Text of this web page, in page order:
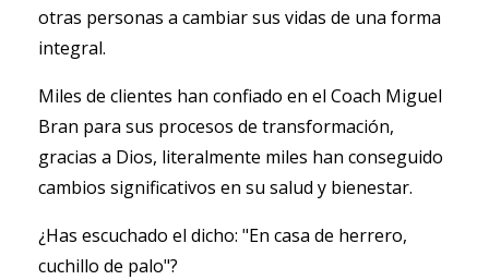
otras personas a cambiar sus vidas de una forma
integral.
Miles de clientes han confiado en el Coach Miguel
Bran para sus procesos de transformación,
gracias a Dios, literalmente miles han conseguido
cambios significativos en su salud y bienestar.
¿Has escuchado el dicho: "En casa de herrero,
cuchillo de palo"?